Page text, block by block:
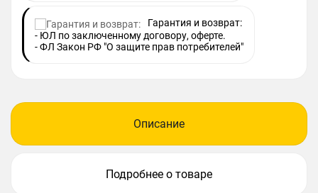
Гарантия и возврат:
- ЮЛ по заключенному договору, оферте.
- ФЛ Закон РФ "О защите прав потребителей"
Описание
Подробнее о товаре